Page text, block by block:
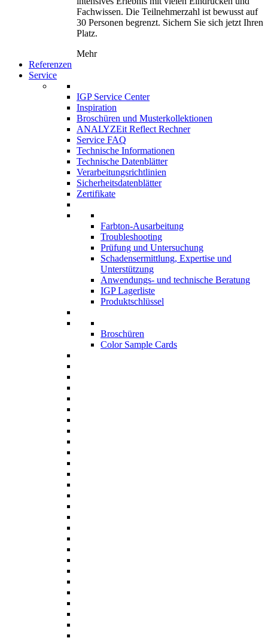
Fachwissen. Die Teilnehmerzahl ist bewusst auf
30 Personen begrenzt. Sichern Sie sich jetzt Ihren
Platz.
Mehr
Referenzen
Service
IGP Service Center
Inspiration
Broschüren und Musterkollektionen
ANALYZEit Reflect Rechner
Service FAQ
Technische Informationen
Technische Datenblätter
Verarbeitungsrichtlinien
Sicherheitsdatenblätter
Zertifikate
Farbton-Ausarbeitung
Troubleshooting
Prüfung und Untersuchung
Schadensermittlung, Expertise und
Unterstützung
Anwendungs- und technische Beratung
IGP Lagerliste
Produktschlüssel
Broschüren
Color Sample Cards